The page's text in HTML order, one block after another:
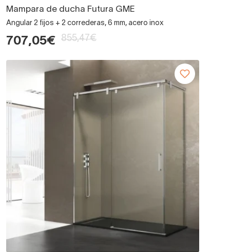
Mampara de ducha Futura GME
Angular 2 fijos + 2 correderas, 6 mm, acero inox
707,05€ 855,47€